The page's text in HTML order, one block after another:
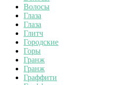
Волосы
Глаза
Глаза
Глитч
Городские
Горы
Гранж
Гранж
Граффити